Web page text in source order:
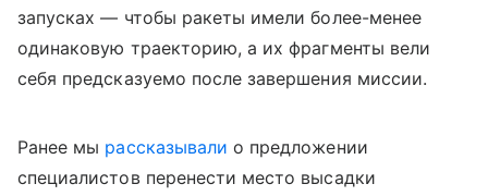
запусках — чтобы ракеты имели более-менее
одинаковую траекторию, а их фрагменты вели
себя предсказуемо после завершения миссии.
Ранее мы рассказывали о предложении
специалистов перенести место высадки